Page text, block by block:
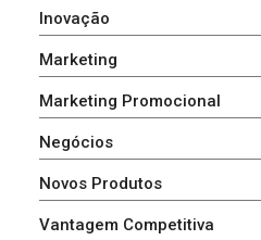
Inovação
Marketing
Marketing Promocional
Negócios
Novos Produtos
Vantagem Competitiva